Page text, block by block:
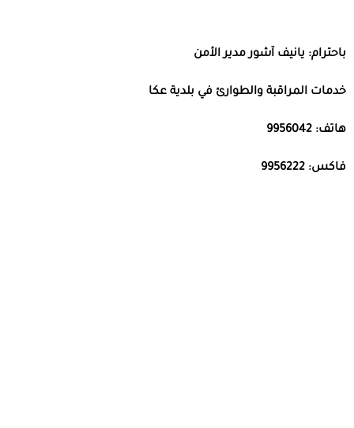
باحترام: يانيف آشور مدير الأمن
خدمات المراقبة والطوارئ في بلدية عكا
هاتف: 9956042
فاكس: 9956222